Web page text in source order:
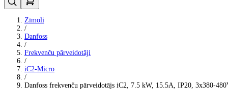
Zīmoli
/
Danfoss
/
Frekvenču pārveidotāji
/
iC2-Micro
/
Danfoss frekvenču pārveidotājs iC2, 7.5 kW, 15.5A, IP20, 3x380-